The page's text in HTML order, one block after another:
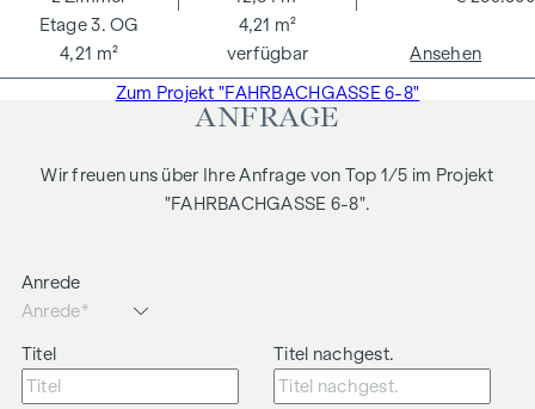
3. OG
4,21 m²
4,21 m²
verfügbar Ansehen
Zum Projekt "FAHRBACHGASSE 6-8"
ANFRAGE
Wir freuen uns über Ihre Anfrage von Top 1/5 im Projekt
"FAHRBACHGASSE 6-8".
Anrede
Titel Titel nachgest.